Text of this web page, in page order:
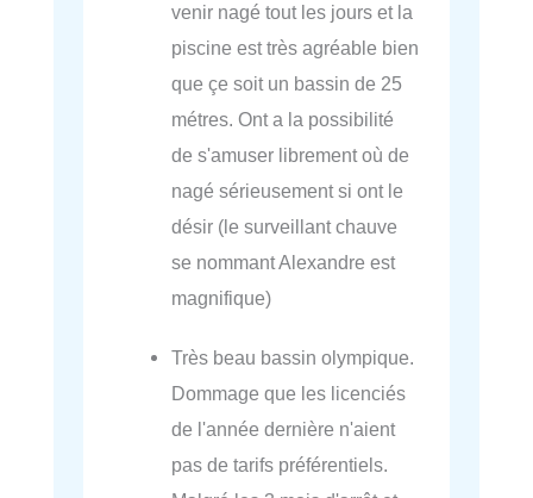
venir nagé tout les jours et la
piscine est très agréable bien
que çe soit un bassin de 25
métres. Ont a la possibilité
de s'amuser librement où de
nagé sérieusement si ont le
désir (le surveillant chauve
se nommant Alexandre est
magnifique)
Très beau bassin olympique.
Dommage que les licenciés
de l'année dernière n'aient
pas de tarifs préférentiels.